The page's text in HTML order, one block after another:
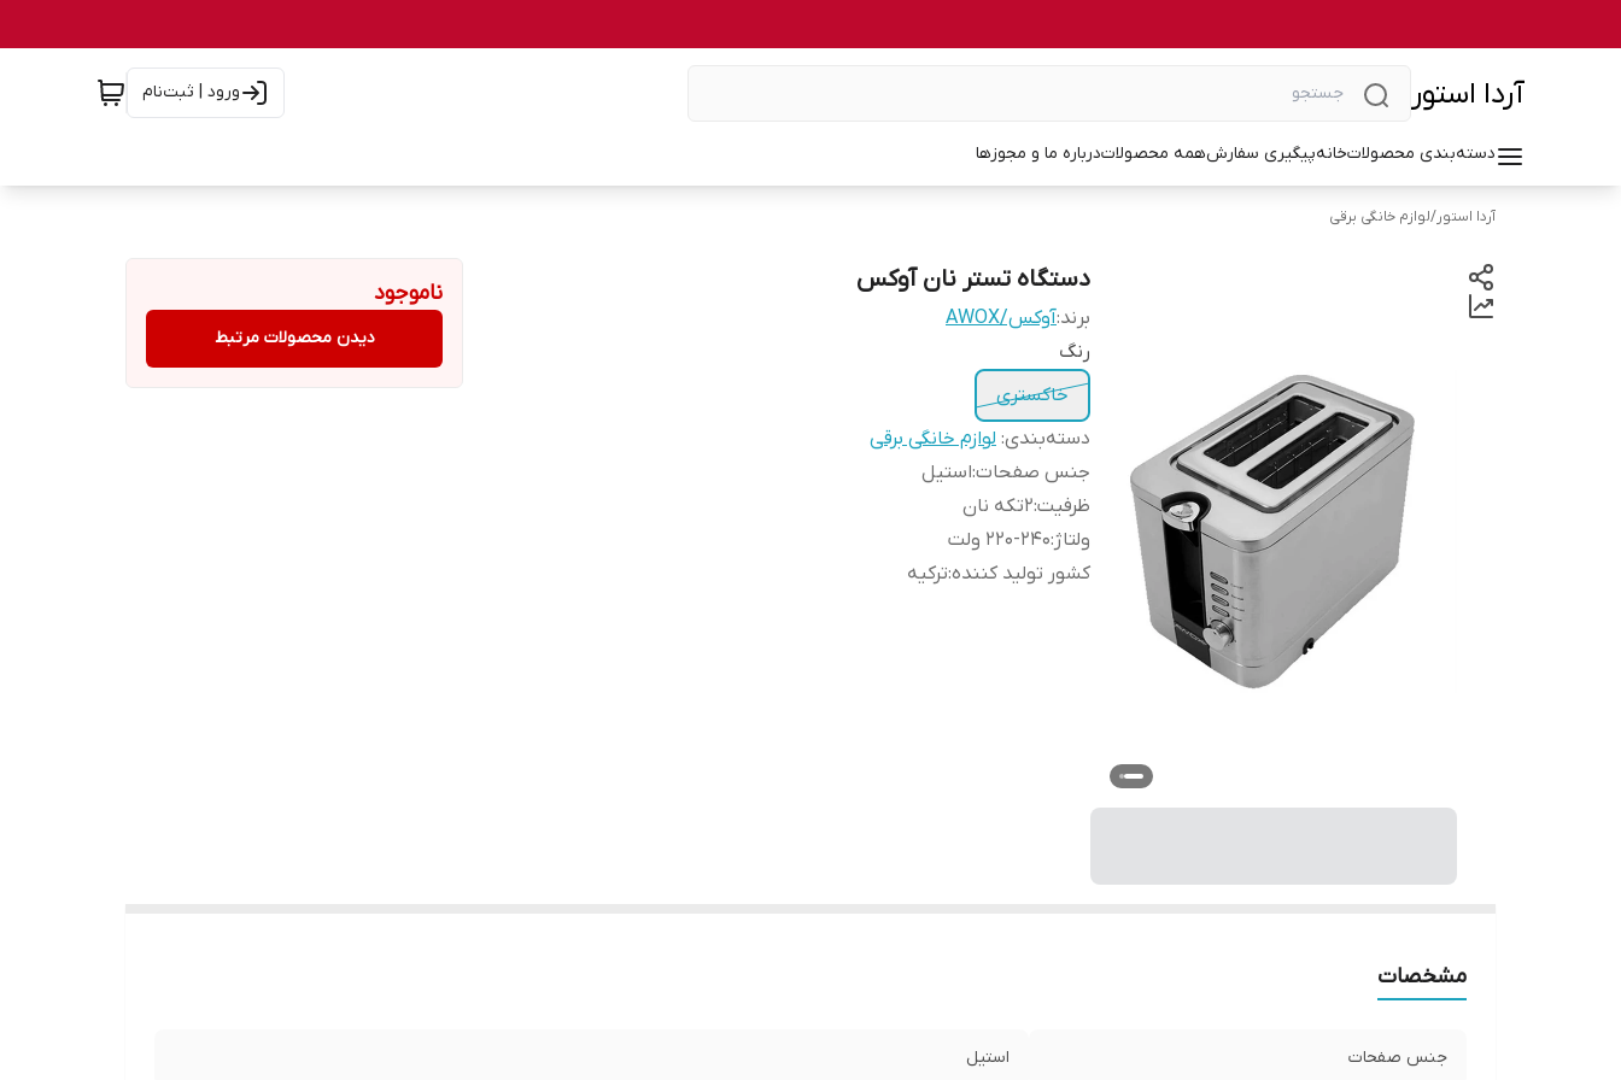
آردا استور ورود | ثبت‌نام
دسته‌بندی محصولاتخانهپیگیری سفارشهمه محصولاتدرباره ما و مجوزها
آردا استور/لوازم خانگی برقی
دستگاه تستر نان آوکس
برند:آوکس/AWOX
رنگ
خاکستری
دسته‌بندی: لوازم خانگی برقی
جنس صفحات:استیل
ظرفیت:2تکه نان
ولتاژ:220-240 ولت
کشور تولید کننده:ترکیه
ناموجود
دیدن محصولات مرتبط
مشخصات
جنس صفحات استیل